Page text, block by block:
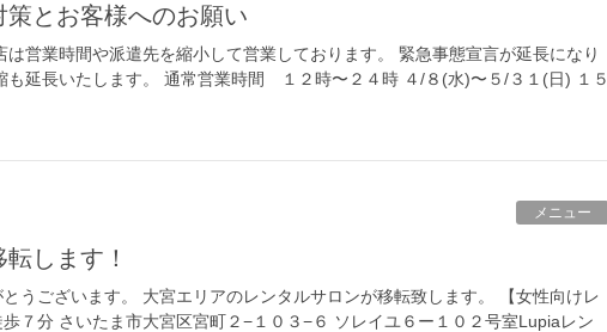
とお客様へのお願い
営業時間や派遣先を縮小して営業しております。 緊急事態宣言が延長になり
も延長いたします。 通常営業時間 １２時〜２４時 ４/８(水)〜５/３１(日) １５
メニュー
します！
うございます。 大宮エリアのレンタルサロンが移転致します。 【女性向けレ
７分 さいたま市大宮区宮町２−１０３−６ ソレイユ６ー１０２号室Lupiaレン